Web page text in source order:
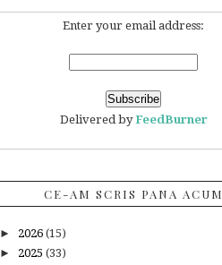
Enter your email address:
Delivered byFeedBurner
CE-AM SCRIS PANA ACUM
► 2026 (15)
► 2025 (33)